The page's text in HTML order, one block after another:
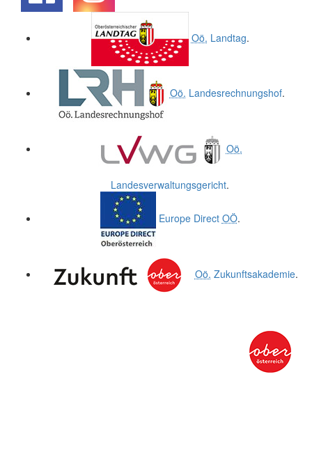
Oö. Landtag.
Oö. Landesrechnungshof.
Oö.
Landesverwaltungsgericht.
Europe Direct OÖ.
Oö. Zukunftsakademie.